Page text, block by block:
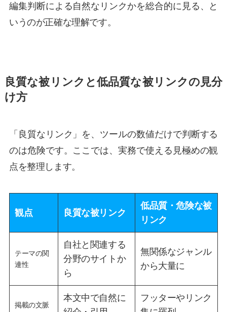
編集判断による自然なリンクかを総合的に見る、と
いうのが正確な理解です。
良質な被リンクと低品質な被リンクの見分
け方
「良質なリンク」を、ツールの数値だけで判断する
のは危険です。ここでは、実務で使える見極めの観
点を整理します。
観点 良質な被リンク
低品質・危険な被
リンク
テーマの関
連性
自社と関連する
分野のサイトか
ら
無関係なジャンル
から大量に
掲載の文脈
本文中で自然に
フッターやリンク